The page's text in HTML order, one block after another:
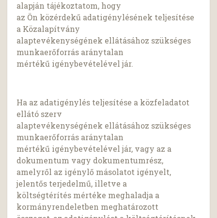
alapján tájékoztatom, hogy
az Ön közérdekű adatigénylésének teljesítése
a Közalapítvány
alaptevékenységének ellátásához szükséges
munkaerőforrás aránytalan
mértékű igénybevételével jár.
Ha az adatigénylés teljesítése a közfeladatot
ellátó szerv
alaptevékenységének ellátásához szükséges
munkaerőforrás aránytalan
mértékű igénybevételével jár, vagy az a
dokumentum vagy dokumentumrész,
amelyről az igénylő másolatot igényelt,
jelentős terjedelmű, illetve a
költségtérítés mértéke meghaladja a
kormányrendeletben meghatározott